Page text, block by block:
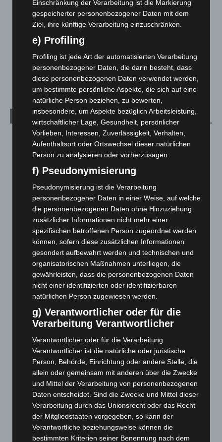
Leserbriefe
Menschen
Über uns
Veranstaltungen
1.888
1.271
August 2026(14)
Juli 2026(73)
Juni 2026(139)
Mai 2026
(99)
April 2026(99)
März 2026(115)
Februar 2026(109)
Januar 2026(122)
Dezember 2025(103)
November 2025(114)
Oktober 2025(112)
September 2025 (93)
August 2025(90)
Juni 2025
Mai 2025(112)
April 2025 (88)
März 2025
(111)
Februar 2025(96)
Januar 2025(88)
Dezember 2024(89)
Einschränkung der Verarbeitung ist die Markierung
gespeicherter personenbezogener Daten mit dem
Ziel, ihre künftige Verarbeitung einzuschränken.
e) Profiling
Profiling ist jede Art der automatisierten Verarbeitung
personenbezogener Daten, die darin besteht, dass
diese personenbezogenen Daten verwendet werden,
um bestimmte persönliche Aspekte, die sich auf eine
natürliche Person beziehen, zu bewerten,
insbesondere, um Aspekte bezüglich Arbeitsleistung,
wirtschaftlicher Lage, Gesundheit, persönlicher
Vorlieben, Interessen, Zuverlässigkeit, Verhalten,
Aufenthaltsort oder Ortswechsel dieser natürlichen
Person zu analysieren oder vorherzusagen.
f) Pseudonymisierung
Pseudonymisierung ist die Verarbeitung
personenbezogener Daten in einer Weise, auf welche
die personenbezogenen Daten ohne Hinzuziehung
zusätzlicher Informationen nicht mehr einer
spezifischen betroffenen Person zugeordnet werden
können, sofern diese zusätzlichen Informationen
gesondert aufbewahrt werden und technischen und
organisatorischen Maßnahmen unterliegen, die
gewährleisten, dass die personenbezogenen Daten
nicht einer identifizierten oder identifizierbaren
natürlichen Person zugewiesen werden.
g) Verantwortlicher oder für die
Verarbeitung Verantwortlicher
Verantwortlicher oder für die Verarbeitung
Verantwortlicher ist die natürliche oder juristische
Person, Behörde, Einrichtung oder andere Stelle, die
allein oder gemeinsam mit anderen über die Zwecke
und Mittel der Verarbeitung von personenbezogenen
Daten entscheidet. Sind die Zwecke und Mittel dieser
Verarbeitung durch das Unionsrecht oder das Recht
der Mitgliedstaaten vorgegeben, so kann der
Verantwortliche beziehungsweise können die
bestimmten Kriterien seiner Benennung nach dem